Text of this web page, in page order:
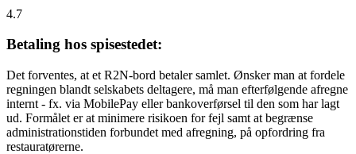
4.7
Betaling hos spisestedet:
Det forventes, at et R2N-bord betaler samlet. Ønsker man at fordele
regningen blandt selskabets deltagere, må man efterfølgende afregne
internt - fx. via MobilePay eller bankoverførsel til den som har lagt
ud. Formålet er at minimere risikoen for fejl samt at begrænse
administrationstiden forbundet med afregning, på opfordring fra
restauratørerne.